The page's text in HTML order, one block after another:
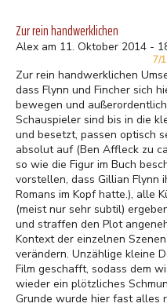
Zur rein handwerklichen
Alex am 11. Oktober 2014 -
7/
Zur rein handwerklichen
dass Flynn und Fincher sich
bewegen und
Schauspieler sind bis in die
und besetzt, passen optisch
absolut auf (Ben Affleck zu
so wie die Figur im Buch
vorstellen, dass Gillian Flynn
Romans im Kopf hatte.), alle
(meist nur sehr subtil)
und straffen den Plot
Kontext der einzelnen
verändern. Unzählige kleine
Film geschafft, sodass dem
wieder ein plötzliches
Grunde wurde hier fast alles